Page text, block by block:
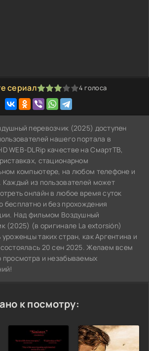
сериал
3 4 5 4 голоса
перевозчик (2025) доступен
нашего портала в
WEB-DLRip качестве на СмартТВ,
стационарном
компьютере, на любом телефоне и
Каждый из пользователей может
онлайн в любое время суток
бесплатно и без прохождения
Над фильмом Воздушный
(2025) (в оригинале La extorsión)
уроженцы таких стран, как Аргентина и
20 сен 2025. Желаем всем
просмотра и незабываемых
к посмотру: